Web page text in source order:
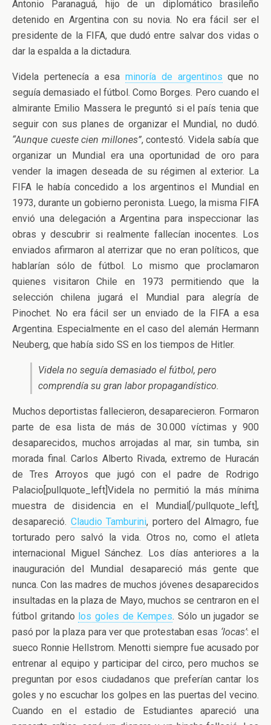
Antonio Paranaguá, hijo de un diplomático brasileño
detenido en Argentina con su novia. No era fácil ser el
presidente de la FIFA, que dudó entre salvar dos vidas o
dar la espalda a la dictadura.
Videla pertenecía a esa minoría de argentinos que no
seguía demasiado el fútbol. Como Borges. Pero cuando el
almirante Emilio Massera le preguntó si el país tenia que
seguir con sus planes de organizar el Mundial, no dudó.
“Aunque cueste cien millones”, contestó. Videla sabía que
organizar un Mundial era una oportunidad de oro para
vender la imagen deseada de su régimen al exterior. La
FIFA le había concedido a los argentinos el Mundial en
1973, durante un gobierno peronista. Luego, la misma FIFA
envió una delegación a Argentina para inspeccionar las
obras y descubrir si realmente fallecían inocentes. Los
enviados afirmaron al aterrizar que no eran políticos, que
hablarían sólo de fútbol. Lo mismo que proclamaron
quienes visitaron Chile en 1973 permitiendo que la
selección chilena jugará el Mundial para alegría de
Pinochet. No era fácil ser un enviado de la FIFA a esa
Argentina. Especialmente en el caso del alemán Hermann
Neuberg, que había sido SS en los tiempos de Hitler.
Videla no seguía demasiado el fútbol, pero
comprendía su gran labor propagandístico.
Muchos deportistas fallecieron, desaparecieron. Formaron
parte de esa lista de más de 30.000 víctimas y 900
desaparecidos, muchos arrojadas al mar, sin tumba, sin
morada final. Carlos Alberto Rivada, extremo de Huracán
de Tres Arroyos que jugó con el padre de Rodrigo
Palacio[pullquote_left]Videla no permitió la más mínima
muestra de disidencia en el Mundial[/pullquote_left],
desapareció. Claudio Tamburini, portero del Almagro, fue
torturado pero salvó la vida. Otros no, como el atleta
internacional Miguel Sánchez. Los días anteriores a la
inauguración del Mundial desapareció más gente que
nunca. Con las madres de muchos jóvenes desaparecidos
insultadas en la plaza de Mayo, muchos se centraron en el
fútbol gritando los goles de Kempes. Sólo un jugador se
pasó por la plaza para ver que protestaban esas ‘locas’: el
sueco Ronnie Hellstrom. Menotti siempre fue acusado por
entrenar al equipo y participar del circo, pero muchos se
preguntan por esos ciudadanos que preferían cantar los
goles y no escuchar los golpes en las puertas del vecino.
Cuando en el estadio de Estudiantes apareció una